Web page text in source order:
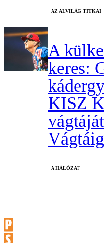
AZ ALVILÁG TITKAI
A
keres:
KISZ
Vágtáig
A HÁLÓZAT